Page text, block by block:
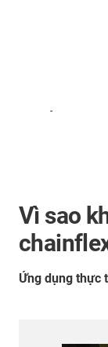
-
Vì sao
Ứng dụng thực